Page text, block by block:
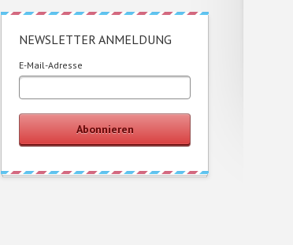
NEWSLETTER ANMELDUNG
E-Mail-Adresse
Abonnieren